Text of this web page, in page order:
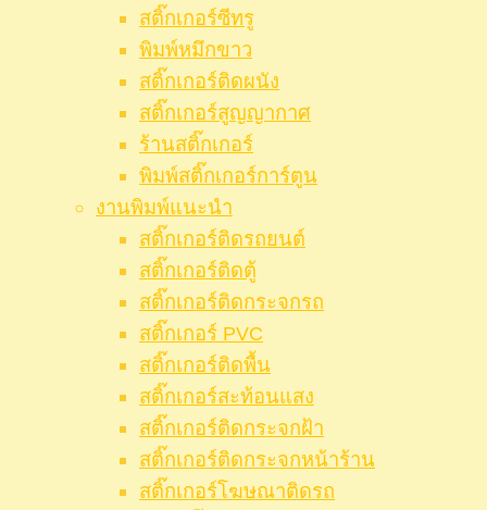
สติ๊กเกอร์ซีทรู
พิมพ์หมึกขาว
สติ๊กเกอร์ติดผนัง
สติ๊กเกอร์สูญญากาศ
ร้านสติ๊กเกอร์
พิมพ์สติ๊กเกอร์การ์ตูน
งานพิมพ์แนะนำ
สติ๊กเกอร์ติดรถยนต์
สติ๊กเกอร์ติดตู้
สติ๊กเกอร์ติดกระจกรถ
สติ๊กเกอร์ PVC
สติ๊กเกอร์ติดพื้น
สติ๊กเกอร์สะท้อนแสง
สติ๊กเกอร์ติดกระจกฝ้า
สติ๊กเกอร์ติดกระจกหน้าร้าน
สติ๊กเกอร์โฆษณาติดรถ